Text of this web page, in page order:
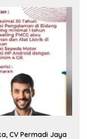
CV Permadi Jaya